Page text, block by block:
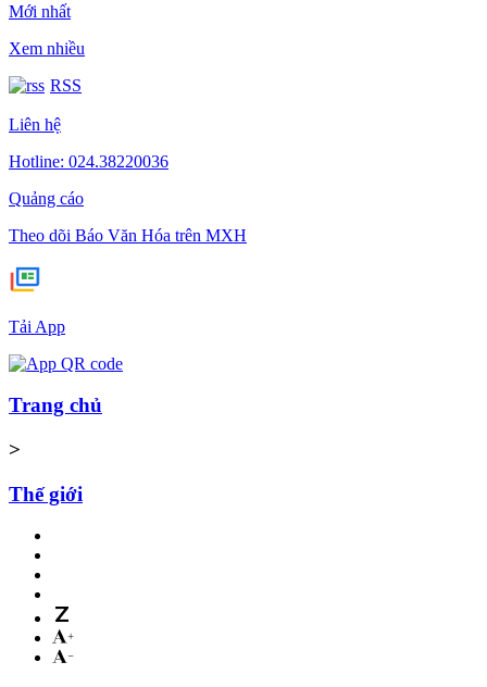
Mới nhất
Xem nhiều
RSS
Liên hệ
Hotline: 024.38220036
Quảng cáo
Theo dõi Báo Văn Hóa trên MXH
Tải App
Trang chủ
>
Thế giới